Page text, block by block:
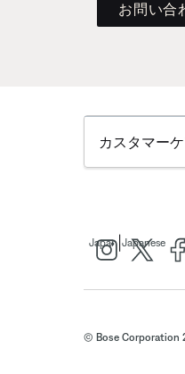
お問い合
カスタマー
Japan Japanese
© Bose Corporation